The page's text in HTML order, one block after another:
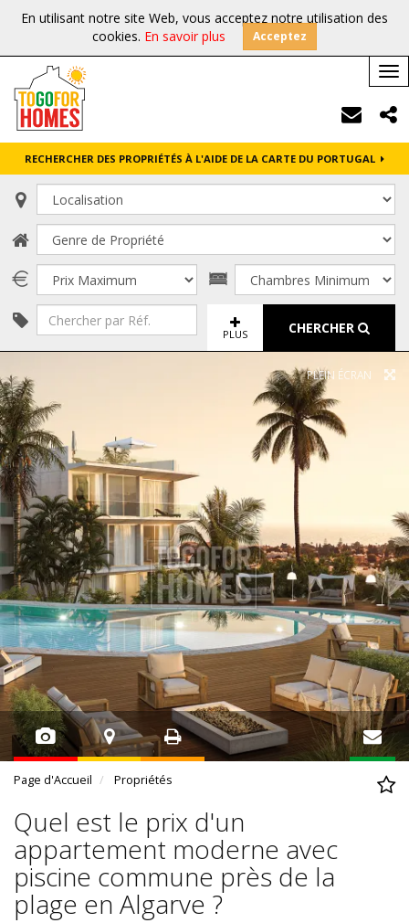
En utilisant notre site Web, vous acceptez notre utilisation des
cookies. En savoir plus Acceptez
RECHERCHER DES PROPRIÉTÉS À L'AIDE DE LA CARTE DU PORTUGAL
PLUS CHERCHER
PLEIN ÉCRAN
Page d'Accueil Propriétés
Quel est le prix d'un
appartement moderne avec
piscine commune près de la
plage en Algarve ?